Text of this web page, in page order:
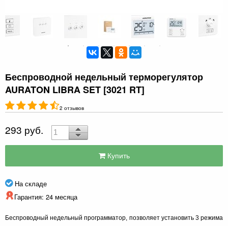
Беспроводной недельный терморегулятор
AURATON LIBRA SET [3021 RT]
2 отзывов
293 руб.
Купить
На складе
Гарантия: 24 месяца
Беспроводный недельный программатор, позволяет установить 3 режима